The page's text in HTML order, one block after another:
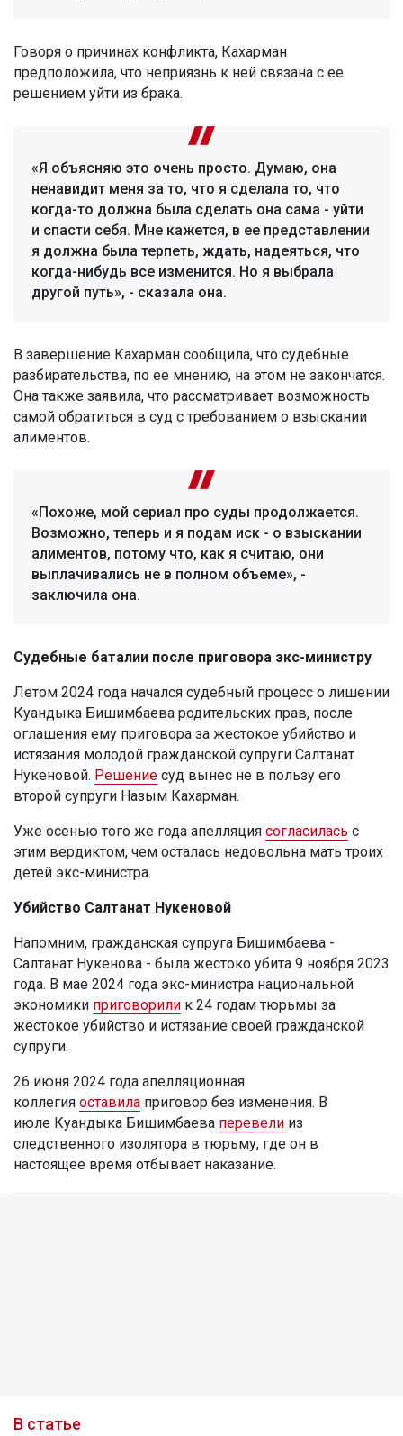
Говоря о причинах конфликта, Кахарман
предположила, что неприязнь к ней связана с ее
решением уйти из брака.
«Я объясняю это очень просто. Думаю, она
ненавидит меня за то, что я сделала то, что
когда-то должна была сделать она сама - уйти
и спасти себя. Мне кажется, в ее представлении
я должна была терпеть, ждать, надеяться, что
когда-нибудь все изменится. Но я выбрала
другой путь», - сказала она.
В завершение Кахарман сообщила, что судебные
разбирательства, по ее мнению, на этом не закончатся.
Она также заявила, что рассматривает возможность
самой обратиться в суд с требованием о взыскании
алиментов.
«Похоже, мой сериал про суды продолжается.
Возможно, теперь и я подам иск - о взыскании
алиментов, потому что, как я считаю, они
выплачивались не в полном объеме», -
заключила она.
Судебные баталии после приговора экс-министру
Летом 2024 года начался судебный процесс о лишении
Куандыка Бишимбаева родительских прав, после
оглашения ему приговора за жестокое убийство и
истязания молодой гражданской супруги Салтанат
Нукеновой. Решение суд вынес не в пользу его
второй супруги Назым Кахарман.
Уже осенью того же года апелляция согласилась с
этим вердиктом, чем осталась недовольна мать троих
детей экс-министра.
Убийство Салтанат Нукеновой
Напомним, гражданская супруга Бишимбаева -
Салтанат Нукенова - была жестоко убита 9 ноября 2023
года. В мае 2024 года экс-министра национальной
экономики приговорили к 24 годам тюрьмы за
жестокое убийство и истязание своей гражданской
супруги.
26 июня 2024 года апелляционная
коллегия оставила приговор без изменения. В
июле Куандыка Бишимбаева перевели из
следственного изолятора в тюрьму, где он в
настоящее время отбывает наказание.
В статье